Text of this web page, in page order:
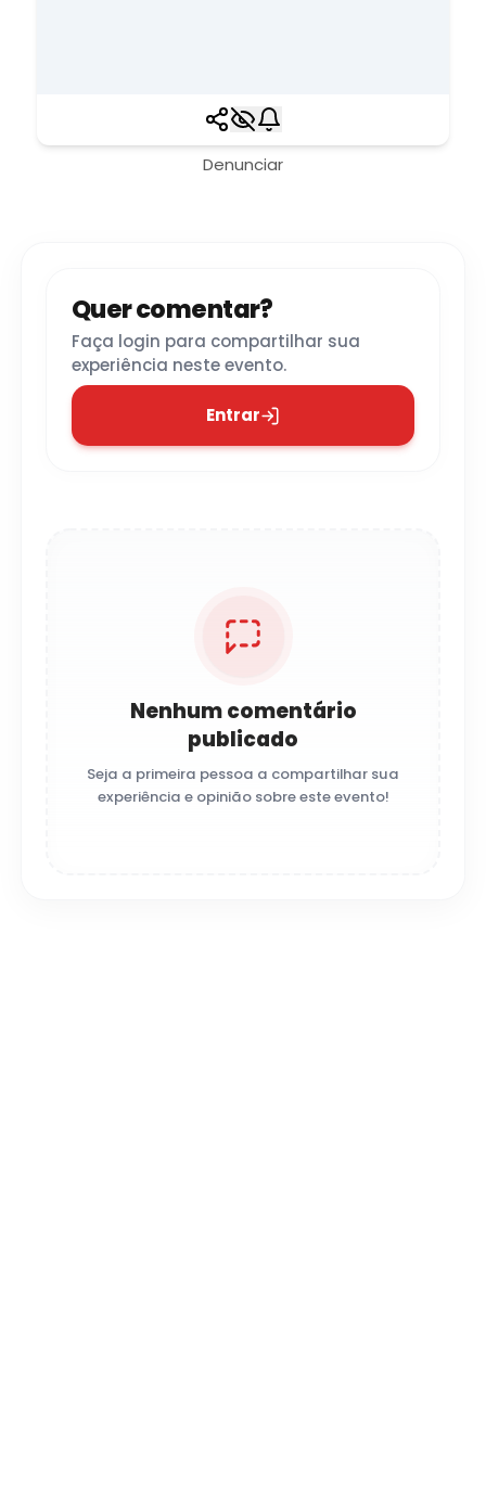
Denunciar
Quer comentar?
Faça login para compartilhar sua
experiência neste evento.
Entrar
Nenhum comentário
publicado
Seja a primeira pessoa a compartilhar sua
experiência e opinião sobre este evento!